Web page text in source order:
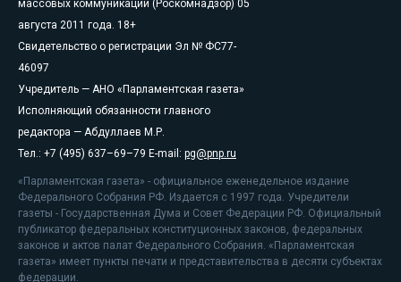
массовых коммуникаций (Роскомнадзор) 05
августа 2011 года. 18+
Свидетельство о регистрации Эл № ФС77-
46097
Учредитель — АНО «Парламентская газета»
Исполняющий обязанности главного
редактора — Абдуллаев М.Р.
Тел.: +7 (495) 637–69–79 E-mail: pg@pnp.ru
«Парламентская газета» - официальное еженедельное издание
Федерального Собрания РФ. Издается с 1997 года. Учредители
газеты - Государственная Дума и Совет Федерации РФ. Официальный
публикатор федеральных конституционных законов, федеральных
законов и актов палат Федерального Собрания. «Парламентская
газета» имеет пункты печати и представительства в десяти субъектах
федерации.